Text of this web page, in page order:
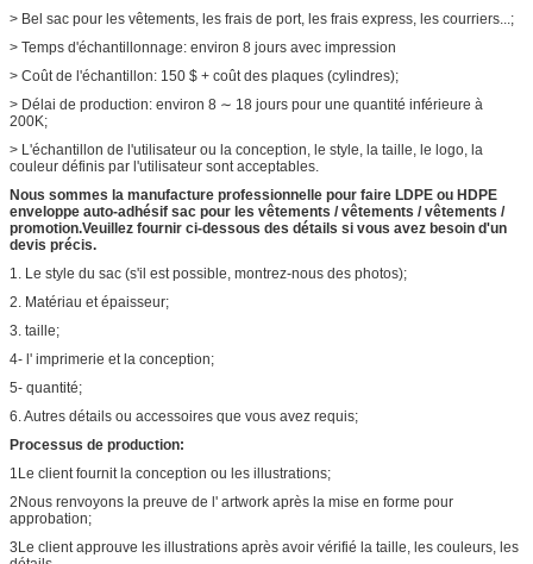
> Bel sac pour les vêtements, les frais de port, les frais express, les courriers...;
> Temps d'échantillonnage: environ 8 jours avec impression
> Coût de l'échantillon: 150 $ + coût des plaques (cylindres);
> Délai de production: environ 8 ∼ 18 jours pour une quantité inférieure à
200K;
> L'échantillon de l'utilisateur ou la conception, le style, la taille, le logo, la
couleur définis par l'utilisateur sont acceptables.
Nous sommes la manufacture professionnelle pour faire LDPE ou HDPE
enveloppe auto-adhésif sac pour les vêtements / vêtements / vêtements /
promotion.Veuillez fournir ci-dessous des détails si vous avez besoin d'un
devis précis.
1. Le style du sac (s'il est possible, montrez-nous des photos);
2. Matériau et épaisseur;
3. taille;
4- l' imprimerie et la conception;
5- quantité;
6. Autres détails ou accessoires que vous avez requis;
Processus de production:
1Le client fournit la conception ou les illustrations;
2Nous renvoyons la preuve de l' artwork après la mise en forme pour
approbation;
3Le client approuve les illustrations après avoir vérifié la taille, les couleurs, les